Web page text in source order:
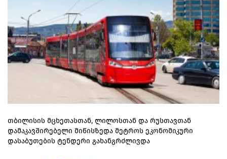
თბილისის მცხეთასთან, ლილოსთან და რუსთავთან
დამაკავშირებელი მიწისზედა მეტროს ეკონომიკური
დასაბუთების ტენდერი გახანგრძლივდა